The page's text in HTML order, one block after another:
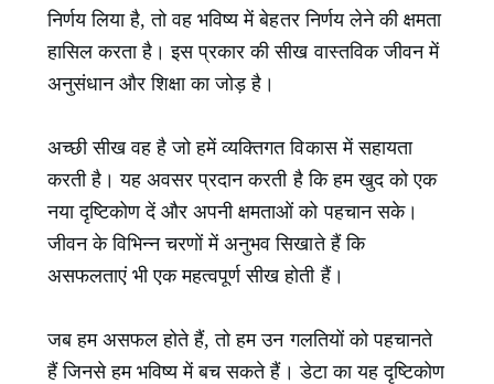
निर्णय लिया है, तो वह भविष्य में बेहतर निर्णय लेने की क्षमता
हासिल करता है। इस प्रकार की सीख वास्तविक जीवन में
अनुसंधान और शिक्षा का जोड़ है।
अच्छी सीख वह है जो हमें व्यक्तिगत विकास में सहायता
करती है। यह अवसर प्रदान करती है कि हम खुद को एक
नया दृष्टिकोण दें और अपनी क्षमताओं को पहचान सके।
जीवन के विभिन्न चरणों में अनुभव सिखाते हैं कि
असफलताएं भी एक महत्वपूर्ण सीख होती हैं।
जब हम असफल होते हैं, तो हम उन गलतियों को पहचानते
हैं जिनसे हम भविष्य में बच सकते हैं। डेटा का यह दृष्टिकोण